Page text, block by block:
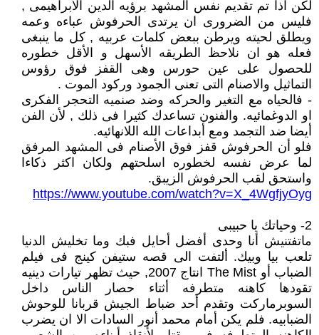
لكن اذا تم تقديم نفس المشهد برؤيه الدين الأبراهيمى ,
فليس من الضرورى ان يرتدى الحرفوش عباءه وعمه
ويطلق لحيته ويرطن ببعض كلمات عربيه , كل ما ينبغى
فعله هو ان نلاحظ الطريقه الأسهل و الأقل خطوره
للحصول على عين حورس وهى القفز فوق رؤوس
التماثيل والاصنام التى تعنى الجمود وركود الموت .
- فالحياه مع التغير والحركه وضد صنميه التحجر الفكرى
او الدوغمائيه. والفنون تساعدك كثيرا فى ذلك , لأن الفن
أيضا ضد التجمد ومع أبداعات الله اللانهائيه.
فلو أن الحرفوش قفز فوق الأصنام فى المشهد المرفق
لما عرض نفسه لخطوره اسلحتهم ولكان اكثر ذكاءا
واستحق لقب الحرفوش الزيبق.
https://www.youtube.com/watch?v=X_4WgfjyOyg
2- وحياتك يا حبيبى
ماتفتنيش أنا وحدى أفضل أحايل فبك وما تخليش الدنيا
تلعب بيا وبيك. ألتفت الى قصه ستيفن كينج فى فيلم
الضباب أو The Mist انتاج 2007, حيث تظهر تيارات دينيه
تقودها كاهنه متطرفه أثتاء حصار الناس داخل
السوبرماركت وتقدم أحد ضباط الجيش قربانا للوحوش
الضبابيه. فلم يكن أمام محمد أنور السادات الا ان يضرب